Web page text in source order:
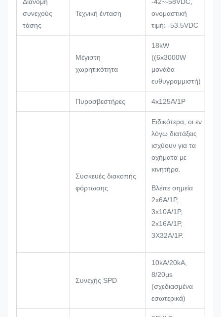
συνεχούς
τάσης
Τεχνική ένταση
ονομαστική
τιμή: -53.5VDC
Μέγιστη
χωρητικότητα
18kW
((6x3000W
μονάδα
ευθυγραμμιστή)
Πυροσβεστήρες 4x125A/1P
Συσκευές διακοπής
φόρτωσης
Ειδικότερα, οι εν
λόγω διατάξεις
ισχύουν για τα
οχήματα με
κινητήρα.
Βλέπε σημεία
2x6A/1P,
3x10A/1P,
2x16A/1P,
3X32A/1P.
Συνεχής SPD
10kA/20kA,
8/20μs
(σχεδιασμένα
εσωτερικά)